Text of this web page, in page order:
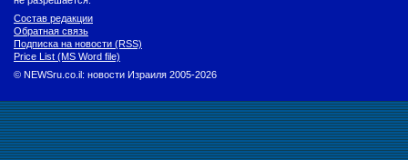
Состав редакции
Обратная связь
Подписка на новости (RSS)
Price List (MS Word file)
© NEWSru.co.il: новости Израиля 2005-2026